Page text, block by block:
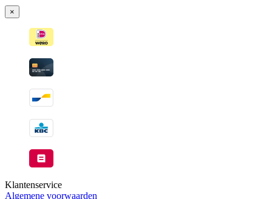
verzonden
wanneer
beschikbaar
×
Klantenservice
Algemene voorwaarden